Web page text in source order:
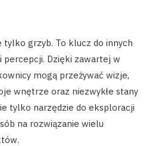
tylko grzyb. To klucz do innych
percepcji. Dzięki zawartej w
mogą przeżywać wizje,
wnętrze oraz niezwykłe stany
tylko narzędzie do eksploracji
na rozwiązanie wielu